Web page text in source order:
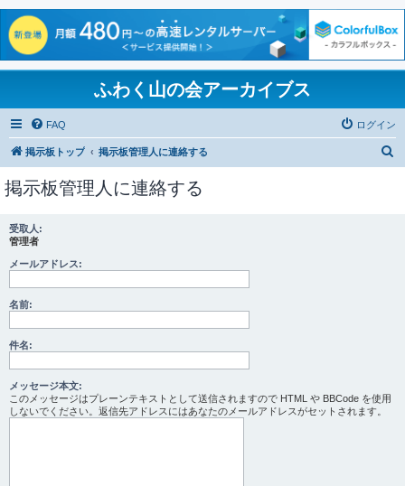
ふわく山の会アーカイブス
FAQ ログイン
掲示板トップ 掲示板管理人に連絡する
掲示板管理人に連絡する
受取人:
管理者
メールアドレス:
名前:
件名:
メッセージ本文:
このメッセージはプレーンテキストとして送信されますので HTML や BBCode を使用
しないでください。返信先アドレスにはあなたのメールアドレスがセットされます。